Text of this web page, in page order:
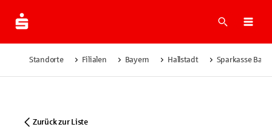
Suche
Standorte Filialen Bayern Hallstadt Sparkasse
Zurück zur Liste